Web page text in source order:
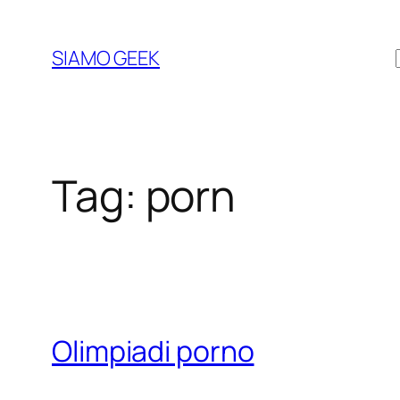
contenuto
SIAMO GEEK
Tag: porn
Olimpiadi porno